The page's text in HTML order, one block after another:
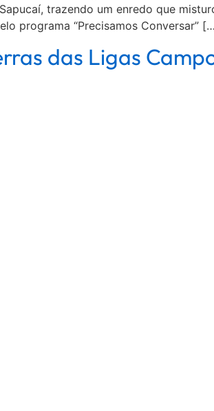
trazendo um enredo que
programa “Precisamos Conversar”
das Ligas